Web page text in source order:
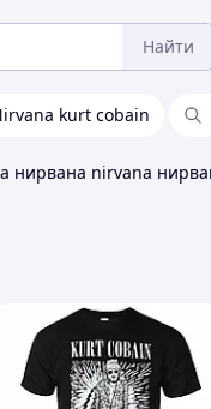
Найти
kurt cobain